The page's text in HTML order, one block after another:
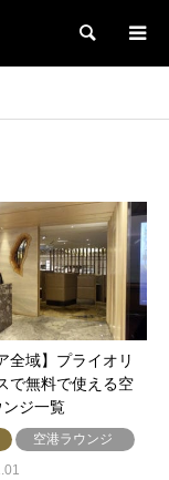
検索
全域】プライオリ
で無料で使える空
ジ一覧
空港ラウンジ